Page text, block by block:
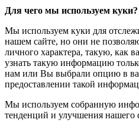
Для чего мы используем куки?
Мы используем куки для
нашем сайте, но они не
личного характера, такую, как
узнать такую информацию
нам или Вы выбрали опцию в
предоставлении такой
Мы используем собранную
тенденций и улучшения нашего